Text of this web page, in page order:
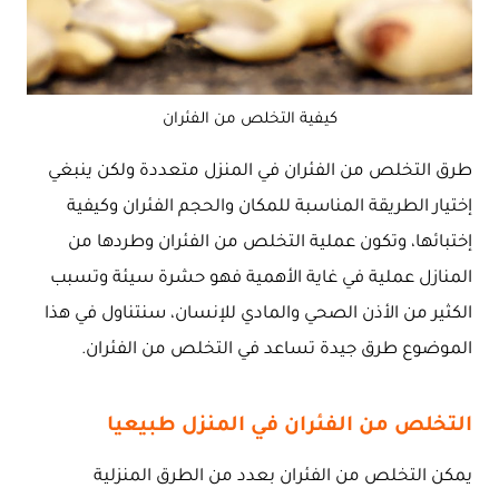
كيفية التخلص من الفئران
طرق التخلص من الفئران في المنزل متعددة ولكن ينبغي
إختيار الطريقة المناسبة للمكان والحجم الفئران وكيفية
إختبائها، وتكون عملية التخلص من الفئران وطردها من
المنازل عملية في غاية الأهمية فهو حشرة سيئة وتسبب
الكثير من الأذن الصحي والمادي للإنسان، سنتناول في هذا
الموضوع طرق جيدة تساعد في التخلص من الفئران.
التخلص من الفئران في المنزل طبيعيا
يمكن التخلص من الفئران بعدد من الطرق المنزلية